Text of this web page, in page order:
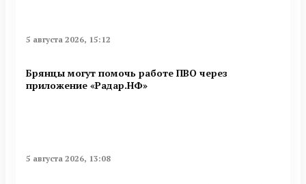
5 августа 2026, 15:12
Брянцы могут помочь работе ПВО через
приложение «Радар.НФ»
5 августа 2026, 13:08